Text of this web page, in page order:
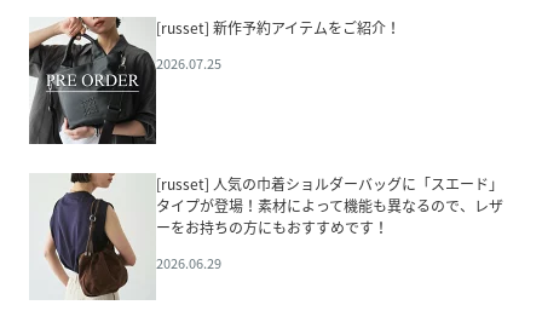
[russet] 新作予約アイテムをご紹介！
2026.07.25
[russet] 人気の巾着ショルダーバッグに「スエード」
タイプが登場！素材によって機能も異なるので、レザ
ーをお持ちの方にもおすすめです！
2026.06.29